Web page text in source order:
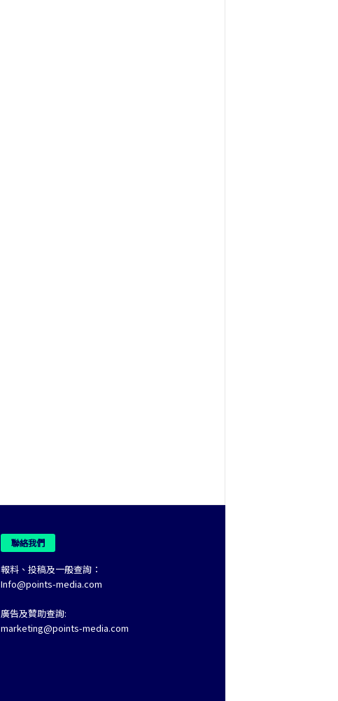
聯絡我們
報料、投稿及一般查詢：
Info@points-media.com
廣告及贊助查詢:
marketing@points-media.com